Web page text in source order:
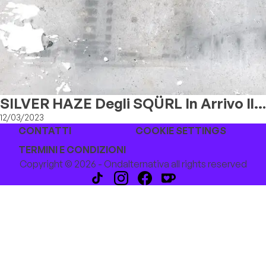
SILVER HAZE Degli SQÜRL In Arrivo Il 5
Maggio
12/03/2023
CONTATTI
COOKIE SETTINGS
TERMINI E CONDIZIONI
Copyright © 2026 - Ondalternativa all rights reserved